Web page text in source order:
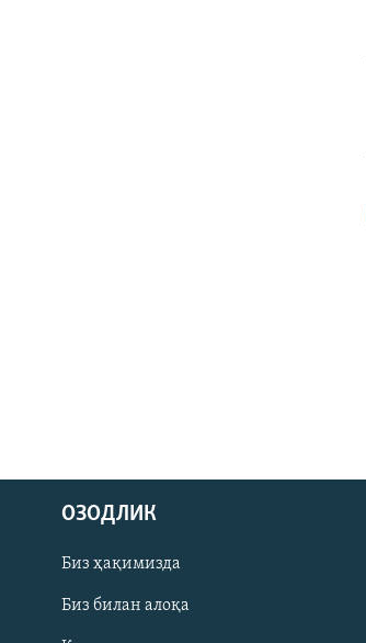
ОЗОДЛИК
Биз ҳақимизда
Биз билан алоқа